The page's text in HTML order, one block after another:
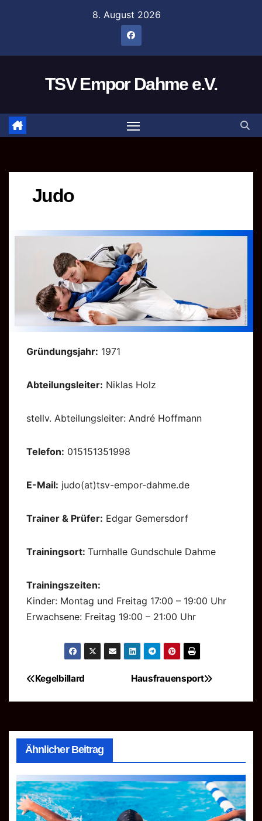
8. August 2026
TSV Empor Dahme e.V.
Judo
Gründungsjahr: 1971
Abteilungsleiter: Niklas Holz
stellv. Abteilungsleiter: André Hoffmann
Telefon: 015151351998
E-Mail: judo(at)tsv-empor-dahme.de
Trainer & Prüfer: Edgar Gemersdorf
Trainingsort: Turnhalle Gundschule Dahme
Trainingszeiten:
Kinder: Montag und Freitag 17:00 – 19:00 Uhr
Erwachsene: Freitag 19:00 – 21:00 Uhr
Beitragsnavigation
Hausfrauensport
Kegelbillard
Ähnlicher Beitrag